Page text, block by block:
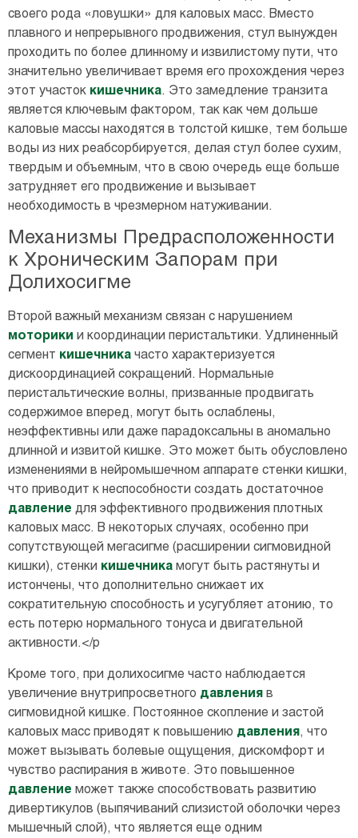
своего рода «ловушки» для каловых масс. Вместо
плавного и непрерывного продвижения, стул вынужден
проходить по более длинному и извилистому пути, что
значительно увеличивает время его прохождения через
этот участок кишечника. Это замедление транзита
является ключевым фактором, так как чем дольше
каловые массы находятся в толстой кишке, тем больше
воды из них реабсорбируется, делая стул более сухим,
твердым и объемным, что в свою очередь еще больше
затрудняет его продвижение и вызывает
необходимость в чрезмерном натуживании.
Механизмы Предрасположенности
к Хроническим Запорам при
Долихосигме
Второй важный механизм связан с нарушением
моторики и координации перистальтики. Удлиненный
сегмент кишечника часто характеризуется
дискоординацией сокращений. Нормальные
перистальтические волны, призванные продвигать
содержимое вперед, могут быть ослаблены,
неэффективны или даже парадоксальны в аномально
длинной и извитой кишке. Это может быть обусловлено
изменениями в нейромышечном аппарате стенки кишки,
что приводит к неспособности создать достаточное
давление для эффективного продвижения плотных
каловых масс. В некоторых случаях, особенно при
сопутствующей мегасигме (расширении сигмовидной
кишки), стенки кишечника могут быть растянуты и
истончены, что дополнительно снижает их
сократительную способность и усугубляет атонию, то
есть потерю нормального тонуса и двигательной
активности.</p
Кроме того, при долихосигме часто наблюдается
увеличение внутрипросветного давления в
сигмовидной кишке. Постоянное скопление и застой
каловых масс приводят к повышению давления, что
может вызывать болевые ощущения, дискомфорт и
чувство распирания в животе. Это повышенное
давление может также способствовать развитию
дивертикулов (выпячиваний слизистой оболочки через
мышечный слой), что является еще одним